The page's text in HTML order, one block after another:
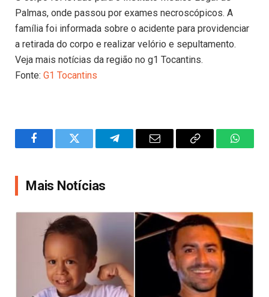
Palmas, onde passou por exames necroscópicos. A
família foi informada sobre o acidente para providenciar
a retirada do corpo e realizar velório e sepultamento.
Veja mais notícias da região no g1 Tocantins.
Fonte: G1 Tocantins
FacebookTwitter TelegramEmail
Copy
Mais Notícias